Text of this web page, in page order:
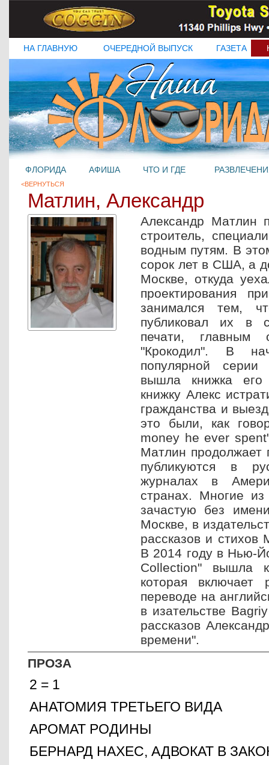
НА ГЛАВНУЮ ОЧЕРЕДНОЙ ВЫПУСК ГАЗЕТА
ФЛОРИДА АФИША ЧТО И ГДЕ
<ВЕРНУТЬСЯ
Матлин, Александр
Александр Матлин
строитель,
водным путям. В
сорок лет в США, а
Москве, откуда
проектирования
занимался тем,
публиковал их в
печати,
"Крокодил". В
популярной серии
вышла книжка его
книжку Алекс
гражданства и
это были, как
money he ever
Матлин продолжает
публикуются в
журналах в
странах. Многие
зачастую без
Москве, в
рассказов и
В 2014 году в Нью-
Collection" вышла
которая включает
переводе на
в изательстве
рассказов
времени".
ПРОЗА
2 = 1
АНАТОМИЯ ТРЕТЬЕГО ВИДА
АРОМАТ РОДИНЫ
БЕРНАРД НАХЕС, АДВОКАТ В